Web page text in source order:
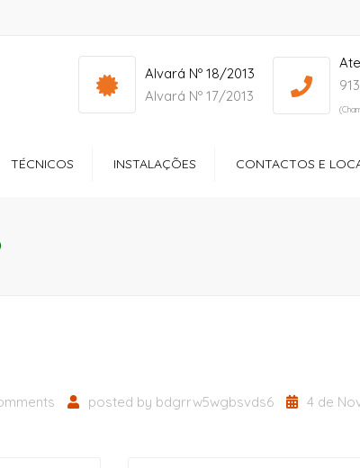
info@yourdomain.com Mon - Sat: 7:00 - 17:00
Alvará Nº 18/2013
Alvará Nº 17/2013
TÉCNICOS
INSTALAÇÕES
CONTACTOS E
posted by bdgrrw5wgbsvds6 4 de